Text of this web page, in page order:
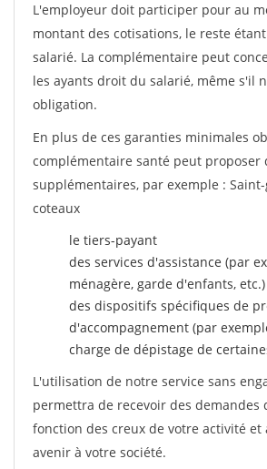
L'employeur doit participer pour au
montant des cotisations, le reste
salarié. La complémentaire peut
les ayants droit du salarié, même s'il
obligation.
En plus de ces garanties minimales
complémentaire santé peut proposer
supplémentaires, par exemple :
coteaux
le tiers-payant
des services d'assistance (par
ménagère, garde d'enfants, etc.)
des dispositifs spécifiques de
d'accompagnement (par
charge de dépistage de
L'utilisation de notre service sans
permettra de recevoir des demandes
fonction des creux de votre activité et
avenir à votre société.